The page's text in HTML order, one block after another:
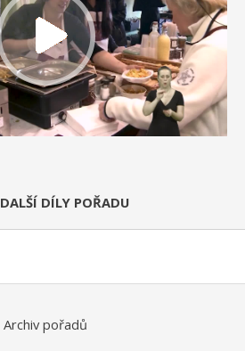
DALŠÍ DÍLY POŘADU
Archiv pořadů